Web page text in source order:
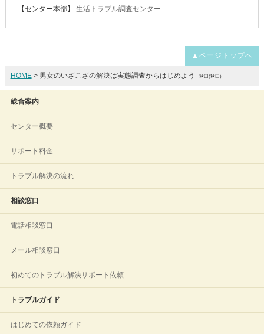
【センター本部】
生活トラブル調査センター
▲ページトップへ
HOME> 男女のいざこざの解決は実態調査からはじめよう - 秋田(秋田)
総合案内
センター概要
サポート料金
トラブル解決の流れ
相談窓口
電話相談窓口
メール相談窓口
初めてのトラブル解決サポート依頼
トラブルガイド
はじめての依頼ガイド